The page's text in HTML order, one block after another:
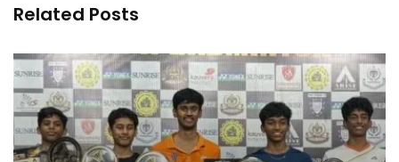
Related Posts